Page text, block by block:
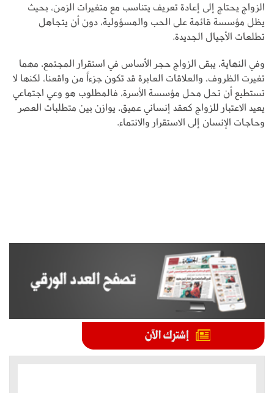
الزواج يحتاج إلى إعادة تعريف يتناسب مع متغيرات الزمن، بحيث
يظل مؤسسة قائمة على الحب والمسؤولية، دون أن يتجاهل
تطلعات الأجيال الجديدة.
وفي النهاية، يبقى الزواج حجر الأساس في استقرار المجتمع، مهما
تغيرت الظروف، والعلاقات العابرة قد تكون جزءاً من واقعنا، لكنها لا
تستطيع أن تحل محل مؤسسة الأسرة، فالمطلوب هو وعي اجتماعي
يعيد الاعتبار للزواج كعقد إنساني عميق، يوازن بين متطلبات العصر
وحاجات الإنسان إلى الاستقرار والانتماء.